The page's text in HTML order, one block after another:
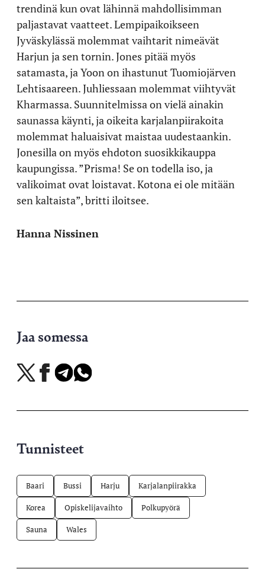
trendinä kun ovat lähinnä mahdollisimman
paljastavat vaatteet. Lempipaikoikseen
Jyväskylässä molemmat vaihtarit nimeävät
Harjun ja sen tornin. Jones pitää myös
satamasta, ja Yoon on ihastunut Tuomiojärven
Lehtisaareen. Juhliessaan molemmat viihtyvät
Kharmassa. Suunnitelmissa on vielä ainakin
saunassa käynti, ja oikeita karjalanpiirakoita
molemmat haluaisivat maistaa uudestaankin.
Jonesilla on myös ehdoton suosikkikauppa
kaupungissa. ”Prisma! Se on todella iso, ja
valikoimat ovat loistavat. Kotona ei ole mitään
sen kaltaista”, britti iloitsee.
Hanna Nissinen
Jaa somessa
Jaa
X-
Jaa
Facebookissa
Jaa
Telegramissa
Jaa
WhatsAppissa
Tunnisteet
Baari Bussi Harju Karjalanpiirakka
Korea Opiskelijavaihto Polkupyörä
Sauna Wales